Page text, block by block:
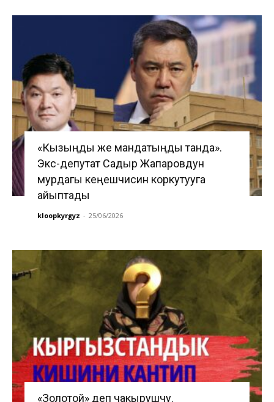
«Кызыңды же мандатыңды танда».
Экс-депутат Садыр Жапаровдун
мурдагы кеңешчисин коркутууга
айыптады
kloopkyrgyz - 25/06/2026
«Золотой» деп чакырушчу.